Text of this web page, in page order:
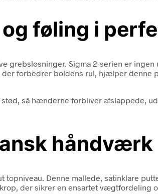
føling i
Sigma 2-serien er
forbedrer boldens rul, hjælper
så hænderne forbliver afslappede,
topniveau. Denne mallede, satinklare
der sikrer en ensartet vægtfordeling